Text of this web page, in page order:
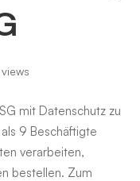
mit Datenschutz zu
9 Beschäftigte
verarbeiten,
bestellen. Zum